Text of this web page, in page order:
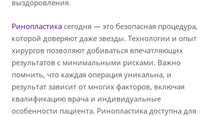
выздоровления.
Ринопластика сегодня — это безопасная процедура,
которой доверяют даже звезды. Технологии и опыт
хирургов позволяют добиваться впечатляющих
результатов с минимальными рисками. Важно
помнить, что каждая операция уникальна, и
результат зависит от многих факторов, включая
квалификацию врача и индивидуальные
особенности пациента. Ринопластика доступна для